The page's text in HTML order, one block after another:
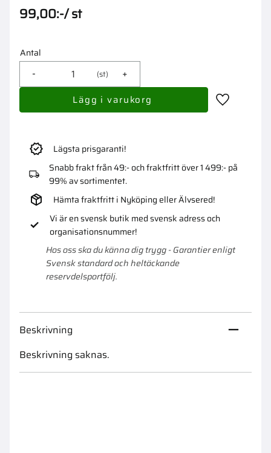
99,00:-/st
Antal
st +
-
Lägg till i
Lägsta prisgaranti!
Snabb frakt från 49:- och fraktfritt över 1 499:- på
99% av sortimentet.
Hämta fraktfritt i Nyköping eller Älvsered!
Vi är en svensk butik med svensk adress och
organisationsnummer!
Hos oss ska du känna dig trygg - Garantier enligt
Svensk standard och heltäckande
reservdelsportfölj.
Beskrivning
Beskrivning saknas.